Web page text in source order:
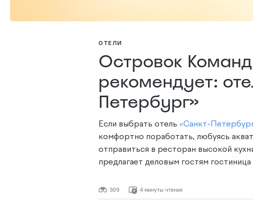
ОТЕЛИ
Островок
рекомендует:
Петербург»
Если выбрать отель «Санкт-
комфортно поработать, любуясь
отправиться в ресторан высокой
предлагает деловым гостям
309 4 минуты чтения